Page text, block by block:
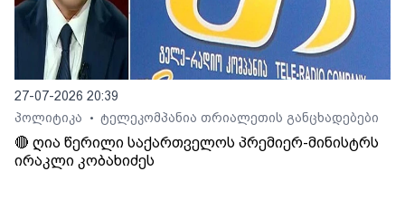
27-07-2026 20:39
პოლიტიკა
• ტელეკომპანია თრიალეთის განცხადებები
🔴 ღია წერილი საქართველოს პრემიერ-მინისტრს
ირაკლი კობახიძეს